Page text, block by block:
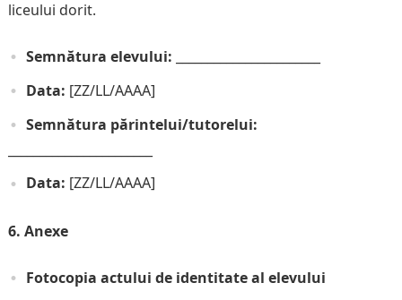
liceului dorit.
Semnătura elevului:
Data: [ZZ/LL/AAAA]
Semnătura părintelui/tutorelui:
Data: [ZZ/LL/AAAA]
6. Anexe
Fotocopia actului de identitate al elevului